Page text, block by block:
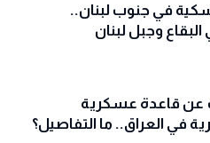
في جنوب لبنان..
وجبل لبنان
عن قاعدة عسكرية
في العراق.. ما التفاصيل؟